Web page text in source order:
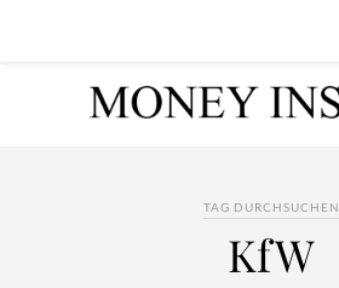
TAG DURCHSUCHEN
KfW